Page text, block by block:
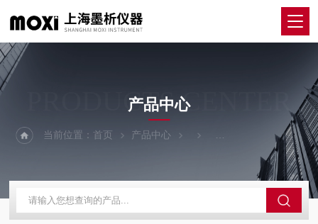
PRODUCTS CENTER
产品中心
当前位置：首页 产品中心 磁力（电热套）搅拌器